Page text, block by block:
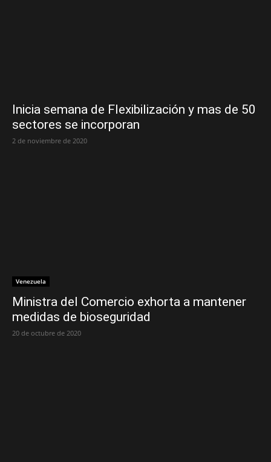
Inicia semana de Flexibilización y mas de 50
sectores se incorporan
2 de noviembre de 2020
Venezuela
Ministra del Comercio exhorta a mantener
medidas de bioseguridad
20 de octubre de 2020